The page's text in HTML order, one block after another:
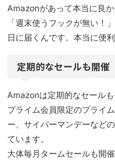
Amazonがあって本当に良か
「週末使うフックが無い！
日に届くんです。本当に便利
定期的なセールも開催
Amazonは定期的なセールも
プライム会員限定のプライ
ー、サイバーマンデーなど
ています。
大体毎月タームセールも開催